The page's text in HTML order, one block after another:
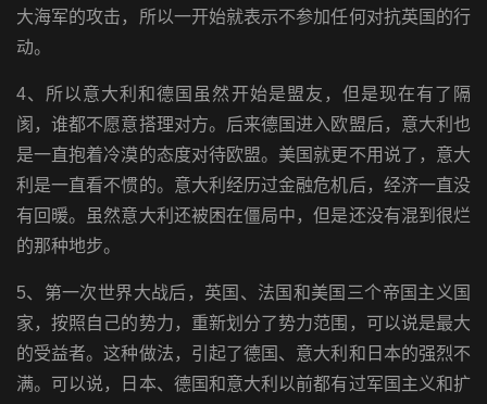
大海军的攻击，所以一开始就表示不参加任何对抗英国的行
动。
4、所以意大利和德国虽然开始是盟友，但是现在有了隔
阂，谁都不愿意搭理对方。后来德国进入欧盟后，意大利也
是一直抱着冷漠的态度对待欧盟。美国就更不用说了，意大
利是一直看不惯的。意大利经历过金融危机后，经济一直没
有回暖。虽然意大利还被困在僵局中，但是还没有混到很烂
的那种地步。
5、第一次世界大战后，英国、法国和美国三个帝国主义国
家，按照自己的势力，重新划分了势力范围，可以说是最大
的受益者。这种做法，引起了德国、意大利和日本的强烈不
满。可以说，日本、德国和意大利以前都有过军国主义和扩